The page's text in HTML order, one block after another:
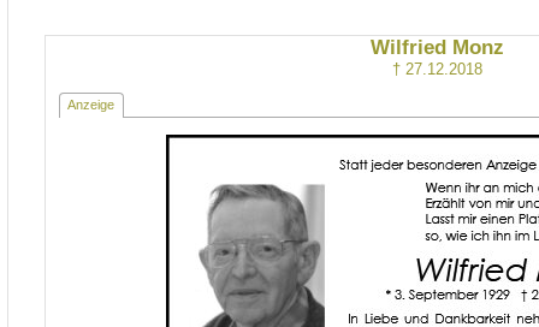
Wilfried Monz
† 27.12.2018
Anzeige